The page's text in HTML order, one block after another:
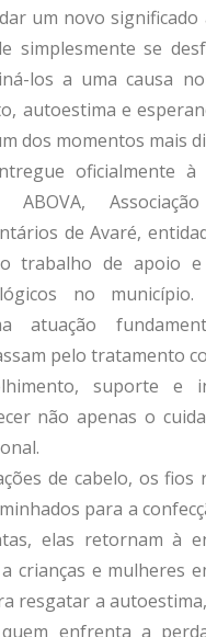
um novo significado
simplesmente se
los a uma causa
autoestima e
dos momentos mais
oficialmente à
de Avaré,
trabalho de apoio e
no
atuação
pelo tratamento
suporte e
não apenas o
de cabelo, os fios
para a
elas retornam à
crianças e mulheres
resgatar a
enfrenta a